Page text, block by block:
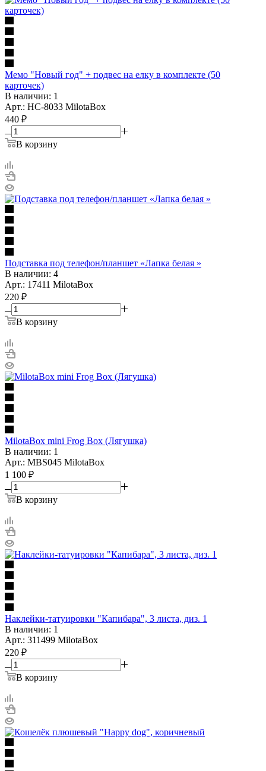
Мемо "Новый год" + подвес на елку в комплекте (50
карточек)
В наличии: 1
Арт.: НС-8033 MilotaBox
440 ₽
В корзину
Подставка под телефон/планшет «Лапка белая »
В наличии: 4
Арт.: 17411 MilotaBox
220 ₽
В корзину
MilotaBox mini Frog Box (Лягушка)
В наличии: 1
Арт.: MBS045 MilotaBox
1 100 ₽
В корзину
Наклейки-татуировки "Капибара", 3 листа, диз. 1
В наличии: 1
Арт.: 311499 MilotaBox
220 ₽
В корзину